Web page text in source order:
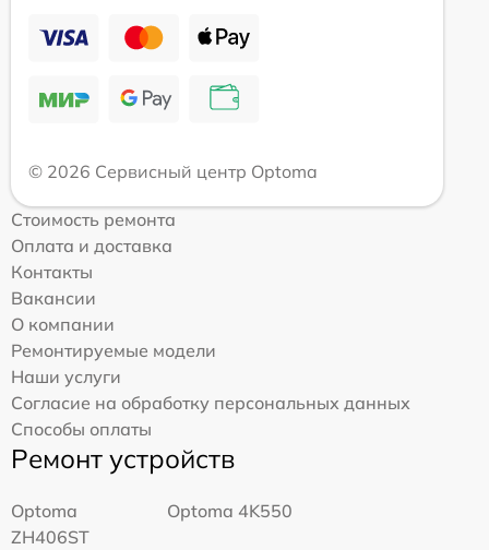
© 2026 Сервисный центр Optoma
Стоимость ремонта
Оплата и доставка
Контакты
Вакансии
О компании
Ремонтируемые модели
Наши услуги
Согласие на обработку персональных данных
Способы оплаты
Ремонт устройств
Optoma
ZH406ST
Optoma 4K550